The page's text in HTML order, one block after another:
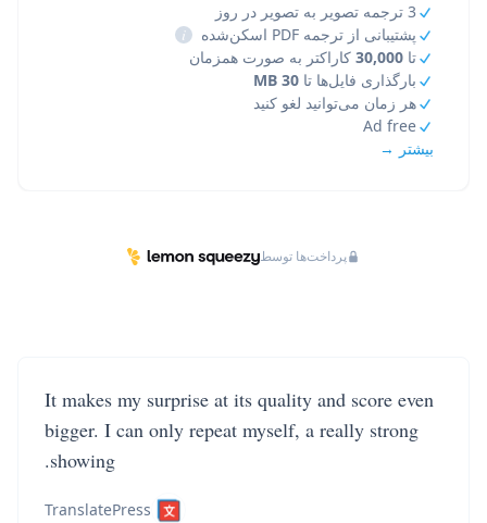
3 ترجمه تصویر به تصویر در روز
پشتیبانی از ترجمه PDF اسکن‌شده
i
تا 30,000 کاراکتر به صورت همزمان
بارگذاری فایل‌ها تا 30 MB
هر زمان می‌توانید لغو کنید
Ad free
بیشتر →
پرداخت‌ها توسط
It makes my surprise at its quality and score even
bigger. I can only repeat myself, a really strong
showing.
TranslatePress